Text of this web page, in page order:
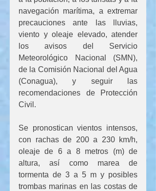
navegación marítima, a extremar
precauciones ante las lluvias,
viento y oleaje elevado, atender
los avisos del Servicio
Meteorológico Nacional (SMN),
de la Comisión Nacional del Agua
(Conagua), y seguir las
recomendaciones de Protección
Civil.
Se pronostican vientos intensos,
con rachas de 200 a 230 km/h,
oleaje de 6 a 8 metros (m) de
altura, así como marea de
tormenta de 3 a 5 m y posibles
trombas marinas en las costas de